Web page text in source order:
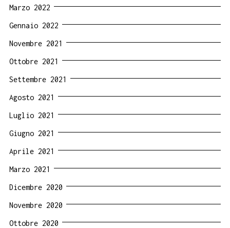
Marzo 2022
Gennaio 2022
Novembre 2021
Ottobre 2021
Settembre 2021
Agosto 2021
Luglio 2021
Giugno 2021
Aprile 2021
Marzo 2021
Dicembre 2020
Novembre 2020
Ottobre 2020